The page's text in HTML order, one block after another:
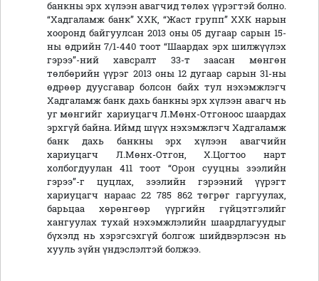
банкны эрх хүлээн авагчид төлөх үүрэгтэй болно.
“Хадгаламж банк” ХХК, “Жаст групп” ХХК нарын
хооронд байгуулсан 2013 оны 05 дугаар сарын 15-
ны өдрийн 7/1-440 тоот “Шаардах эрх шилжүүлэх
гэрээ”-ний хавсралт 33-т заасан мөнгөн
төлбөрийн үүрэг 2013 оны 12 дугаар сарын 31-ны
өдрөөр дуусгавар болсон байх тул нэхэмжлэгч
Хадгаламж банк дахь банкны эрх хүлээн авагч нь
уг мөнгийг хариуцагч Л.Мөнх-Отгоноос шаардах
эрхгүй байна. Иймд шүүх нэхэмжлэгч Хадгаламж
банк дахь банкны эрх хүлээн авагчийн
хариуцагч Л.Мөнх-Отгон, Х.Цогтоо нарт
холбогдуулан 411 тоот “Орон сууцны зээлийн
гэрээ”-г цуцлах, зээлийн гэрээний үүрэгт
хариуцагч нараас 22 785 862 төгрөг гаргуулах,
барьцаа хөрөнгөөр үүргийн гүйцэтгэлийг
хангуулах тухай нэхэмжлэлийн шаардлагуудыг
бүхэлд нь хэрэгсэхгүй болгож шийдвэрлэсэн нь
хууль зүйн үндэслэлтэй болжээ.